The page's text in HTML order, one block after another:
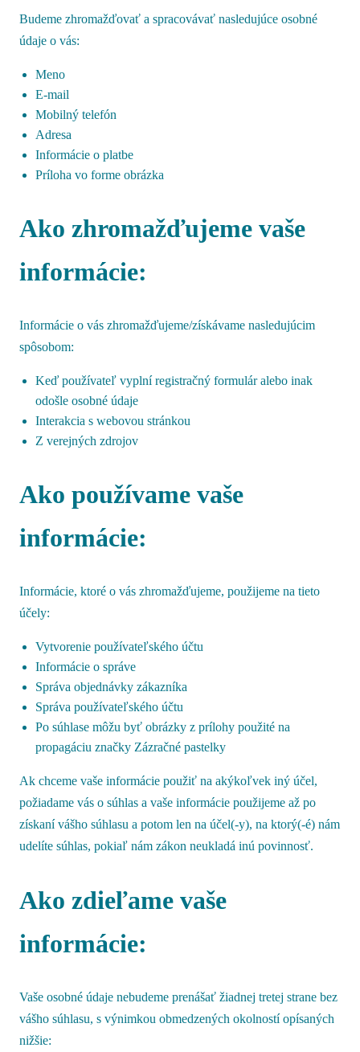
Budeme zhromažďovať a spracovávať nasledujúce osobné
údaje o vás:
Meno
E-mail
Mobilný telefón
Adresa
Informácie o platbe
Príloha vo forme obrázka
Ako zhromažďujeme vaše
informácie:
Informácie o vás zhromažďujeme/získávame nasledujúcim
spôsobom:
Keď používateľ vyplní registračný formulár alebo inak
odošle osobné údaje
Interakcia s webovou stránkou
Z verejných zdrojov
Ako používame vaše
informácie:
Informácie, ktoré o vás zhromažďujeme, použijeme na tieto
účely:
Vytvorenie používateľského účtu
Informácie o správe
Správa objednávky zákazníka
Správa používateľského účtu
Po súhlase môžu byť obrázky z prílohy použité na
propagáciu značky Zázračné pastelky
Ak chceme vaše informácie použiť na akýkoľvek iný účel,
požiadame vás o súhlas a vaše informácie použijeme až po
získaní vášho súhlasu a potom len na účel(-y), na ktorý(-é) nám
udelíte súhlas, pokiaľ nám zákon neukladá inú povinnosť.
Ako zdieľame vaše
informácie:
Vaše osobné údaje nebudeme prenášať žiadnej tretej strane bez
vášho súhlasu, s výnimkou obmedzených okolností opísaných
nižšie: